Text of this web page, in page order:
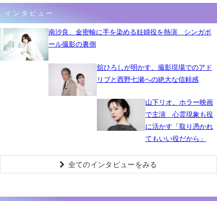
インタビュー
南沙良、金密輸に手を染める妊婦役を熱演 シンガポ
ール撮影の裏側
舘ひろしが明かす、撮影現場でのアド
リブと西野七瀬への絶大な信頼感
山下リオ、ホラー映画
で主演 心霊現象も役
に活かす「取り憑かれ
てもいい役だから」
全てのインタビューをみる